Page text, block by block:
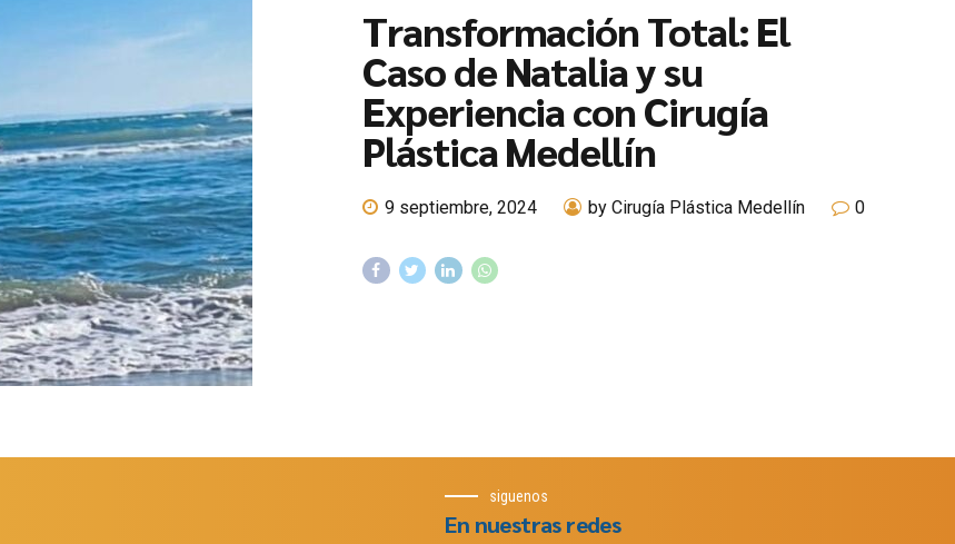
Transformación Total: El
Caso de Natalia y su
Experiencia con Cirugía
Plástica Medellín
9 septiembre, 2024 by Cirugía Plástica Medellín 0
siguenos
En nuestras redes